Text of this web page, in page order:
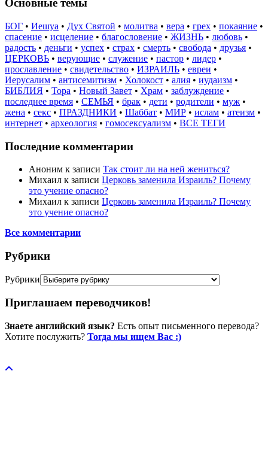
Основные темы
БОГ • Иешуа • Дух Святой • молитва • вера • грех • покаяние •
спасение • исцеление • благословение • ЖИЗНЬ • любовь •
радость • деньги • успех • страх • смерть • свобода • друзья •
ЦЕРКОВЬ • верующие • служение • пастор • лидер •
прославление • свидетельство • ИЗРАИЛЬ • евреи •
Иерусалим • антисемитизм • Холокост • алия • иудаизм •
БИБЛИЯ • Тора • Новый Завет • Храм • заблуждение •
последнее время • СЕМЬЯ • брак • дети • родители • муж •
жена • секс • ПРАЗДНИКИ • Шаббат • МИР • ислам • атеизм •
интернет • археология • гомосексуализм • ВСЕ ТЕГИ
Последние комментарии
Аноним к записи Так стоит ли на ней жениться?
Михаил к записи Церковь заменила Израиль? Почему
это учение опасно?
Михаил к записи Церковь заменила Израиль? Почему
это учение опасно?
Все комментарии
Рубрики
Рубрики
Приглашаем переводчиков!
Знаете английский язык? Есть опыт письменного перевода?
Хотите послужить? Тогда мы ищем Вас :)